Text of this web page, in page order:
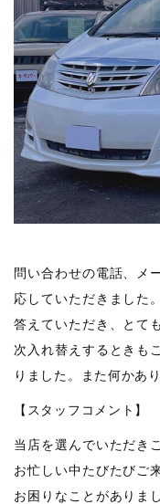
問い合わせの電話、メ
応していただきました
答えていただき、とて
次入れ替えするときも
りました。また何かあ
【スタッフコメント】
当店を選んでいただき
お忙しい中たびたびご
お困りなことがありま